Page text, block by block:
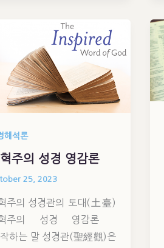
해석론
주의 성경 영감론
25, 2023
주의 성경관의 토대(土臺)
혁주의 성경 영감론
하는 말 성경관(聖經觀)은